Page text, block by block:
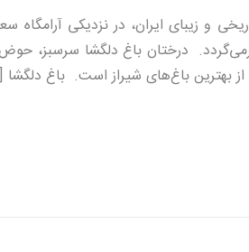
و زیبای ایران، در نزدیکی
درختان باغ دلگشا سرسبز،
از بهترین باغ‌های شیراز است. باغ